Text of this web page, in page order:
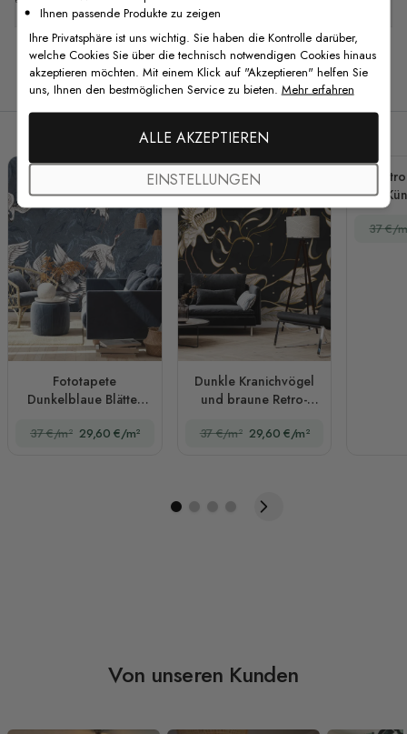
Verwandte Produkte
Fototapete
Dunkelblaue Blätter
Kranichen
37 €/m² 29,60 €/m²
Dunkle Kranichvögel
und braune Retro-
37 €/m² 29,60 €/m²
37 €/
Von unseren Kunden
Ihnen passende Produkte zu zeigen
Ihre Privatsphäre ist uns wichtig. Sie haben die Kontrolle darüber,
welche Cookies Sie über die technisch notwendigen Cookies hinaus
akzeptieren möchten. Mit einem Klick auf "Akzeptieren" helfen Sie
uns, Ihnen den bestmöglichen Service zu bieten. Mehr erfahren
ALLE AKZEPTIEREN
EINSTELLUNGEN